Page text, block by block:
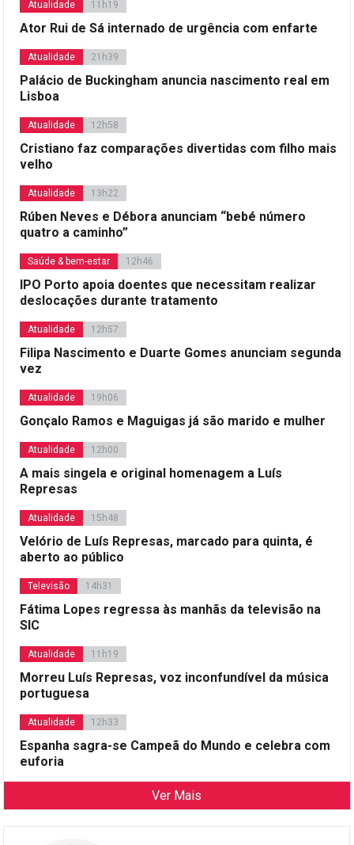
Atualidade 11h19
Ator Rui de Sá internado de urgência com enfarte
Atualidade 21h39
Palácio de Buckingham anuncia nascimento real em
Lisboa
Atualidade 12h58
Cristiano faz comparações divertidas com filho mais
velho
Atualidade 13h22
Rúben Neves e Débora anunciam “bebé número
quatro a caminho”
Saúde & bem-estar 12h46
IPO Porto apoia doentes que necessitam realizar
deslocações durante tratamento
Atualidade 12h57
Filipa Nascimento e Duarte Gomes anunciam segunda
vez
Atualidade 19h06
Gonçalo Ramos e Maguigas já são marido e mulher
Atualidade 12h00
A mais singela e original homenagem a Luís
Represas
Atualidade 15h48
Velório de Luís Represas, marcado para quinta, é
aberto ao público
Televisão 14h31
Fátima Lopes regressa às manhãs da televisão na
SIC
Atualidade 11h19
Morreu Luís Represas, voz inconfundível da música
portuguesa
Atualidade 12h33
Espanha sagra-se Campeã do Mundo e celebra com
euforia
Ver Mais